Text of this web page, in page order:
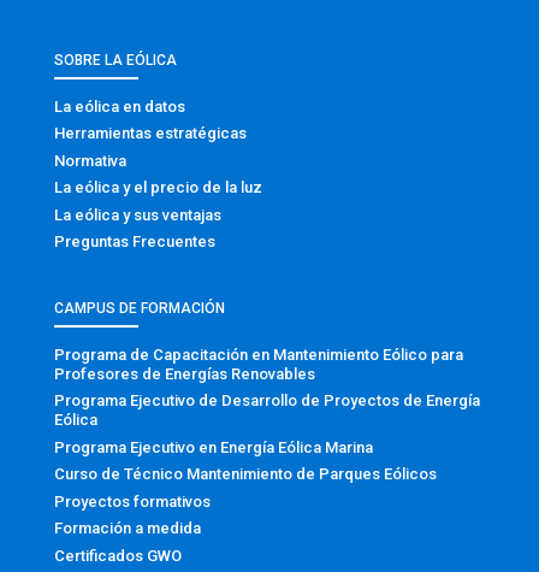
SOBRE LA EÓLICA
La eólica en datos
Herramientas estratégicas
Normativa
La eólica y el precio de la luz
La eólica y sus ventajas
Preguntas Frecuentes
CAMPUS DE FORMACIÓN
Programa de Capacitación en Mantenimiento Eólico para
Profesores de Energías Renovables
Programa Ejecutivo de Desarrollo de Proyectos de Energía
Eólica
Programa Ejecutivo en Energía Eólica Marina
Curso de Técnico Mantenimiento de Parques Eólicos
Proyectos formativos
Formación a medida
Certificados GWO